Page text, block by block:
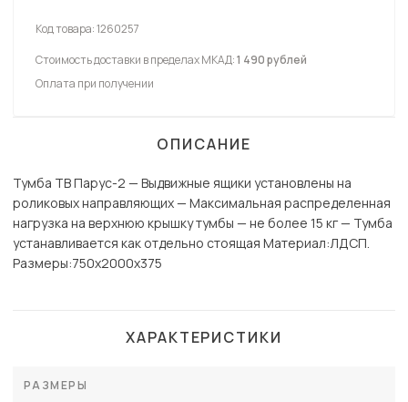
Код товара:1260257
Стоимость доставки в пределах МКАД:1 490 рублей
Оплата при получении
ОПИСАНИЕ
Тумба ТВ Парус-2 — Выдвижные ящики установлены на
роликовых направляющих — Максимальная распределенная
нагрузка на верхнюю крышку тумбы — не более 15 кг — Тумба
устанавливается как отдельно стоящая Материал:ЛДСП.
Paзмеры:750х2000х375
ХАРАКТЕРИСТИКИ
РАЗМЕРЫ